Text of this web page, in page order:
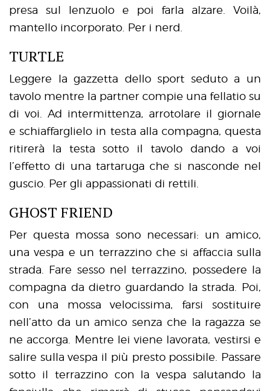
presa sul lenzuolo e poi farla alzare. Voilà,
mantello incorporato. Per i nerd.
TURTLE
Leggere la gazzetta dello sport seduto a un
tavolo mentre la partner compie una fellatio su
di voi. Ad intermittenza, arrotolare il giornale
e schiaffarglielo in testa alla compagna, questa
ritirerà la testa sotto il tavolo dando a voi
l’effetto di una tartaruga che si nasconde nel
guscio. Per gli appassionati di rettili.
GHOST FRIEND
Per questa mossa sono necessari: un amico,
una vespa e un terrazzino che si affaccia sulla
strada. Fare sesso nel terrazzino, possedere la
compagna da dietro guardando la strada. Poi,
con una mossa velocissima, farsi sostituire
nell’atto da un amico senza che la ragazza se
ne accorga. Mentre lei viene lavorata, vestirsi e
salire sulla vespa il più presto possibile. Passare
sotto il terrazzino con la vespa salutando la